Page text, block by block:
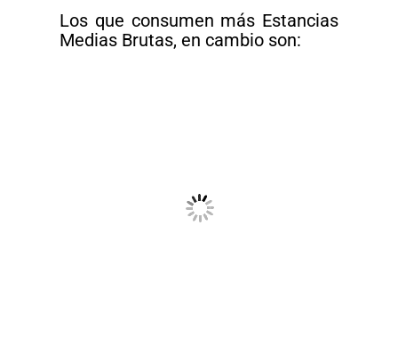
Los que consumen más Estancias
Medias Brutas, en cambio son: